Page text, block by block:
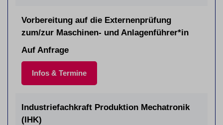
Vorbereitung auf die Externenprüfung
zum/zur Maschinen- und Anlagenführer*in
Auf Anfrage
Infos & Termine
Industriefachkraft Produktion Mechatronik
(IHK)